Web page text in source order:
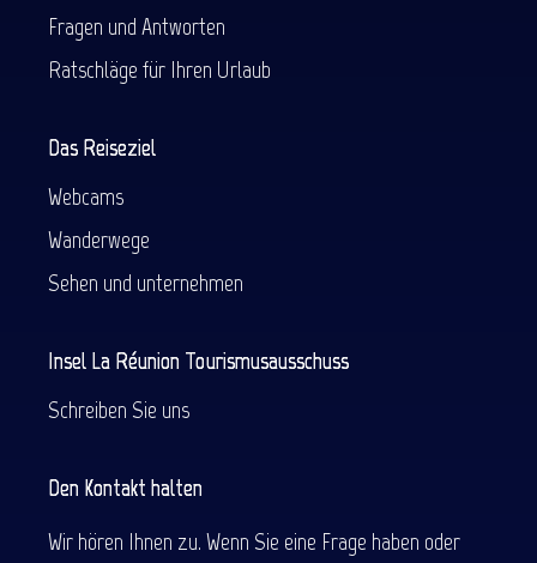
Fragen und Antworten
Ratschläge für Ihren Urlaub
Das Reiseziel
Webcams
Wanderwege
Sehen und unternehmen
Insel La Réunion Tourismusausschuss
Schreiben Sie uns
Den Kontakt halten
Wir hören Ihnen zu. Wenn Sie eine Frage haben oder